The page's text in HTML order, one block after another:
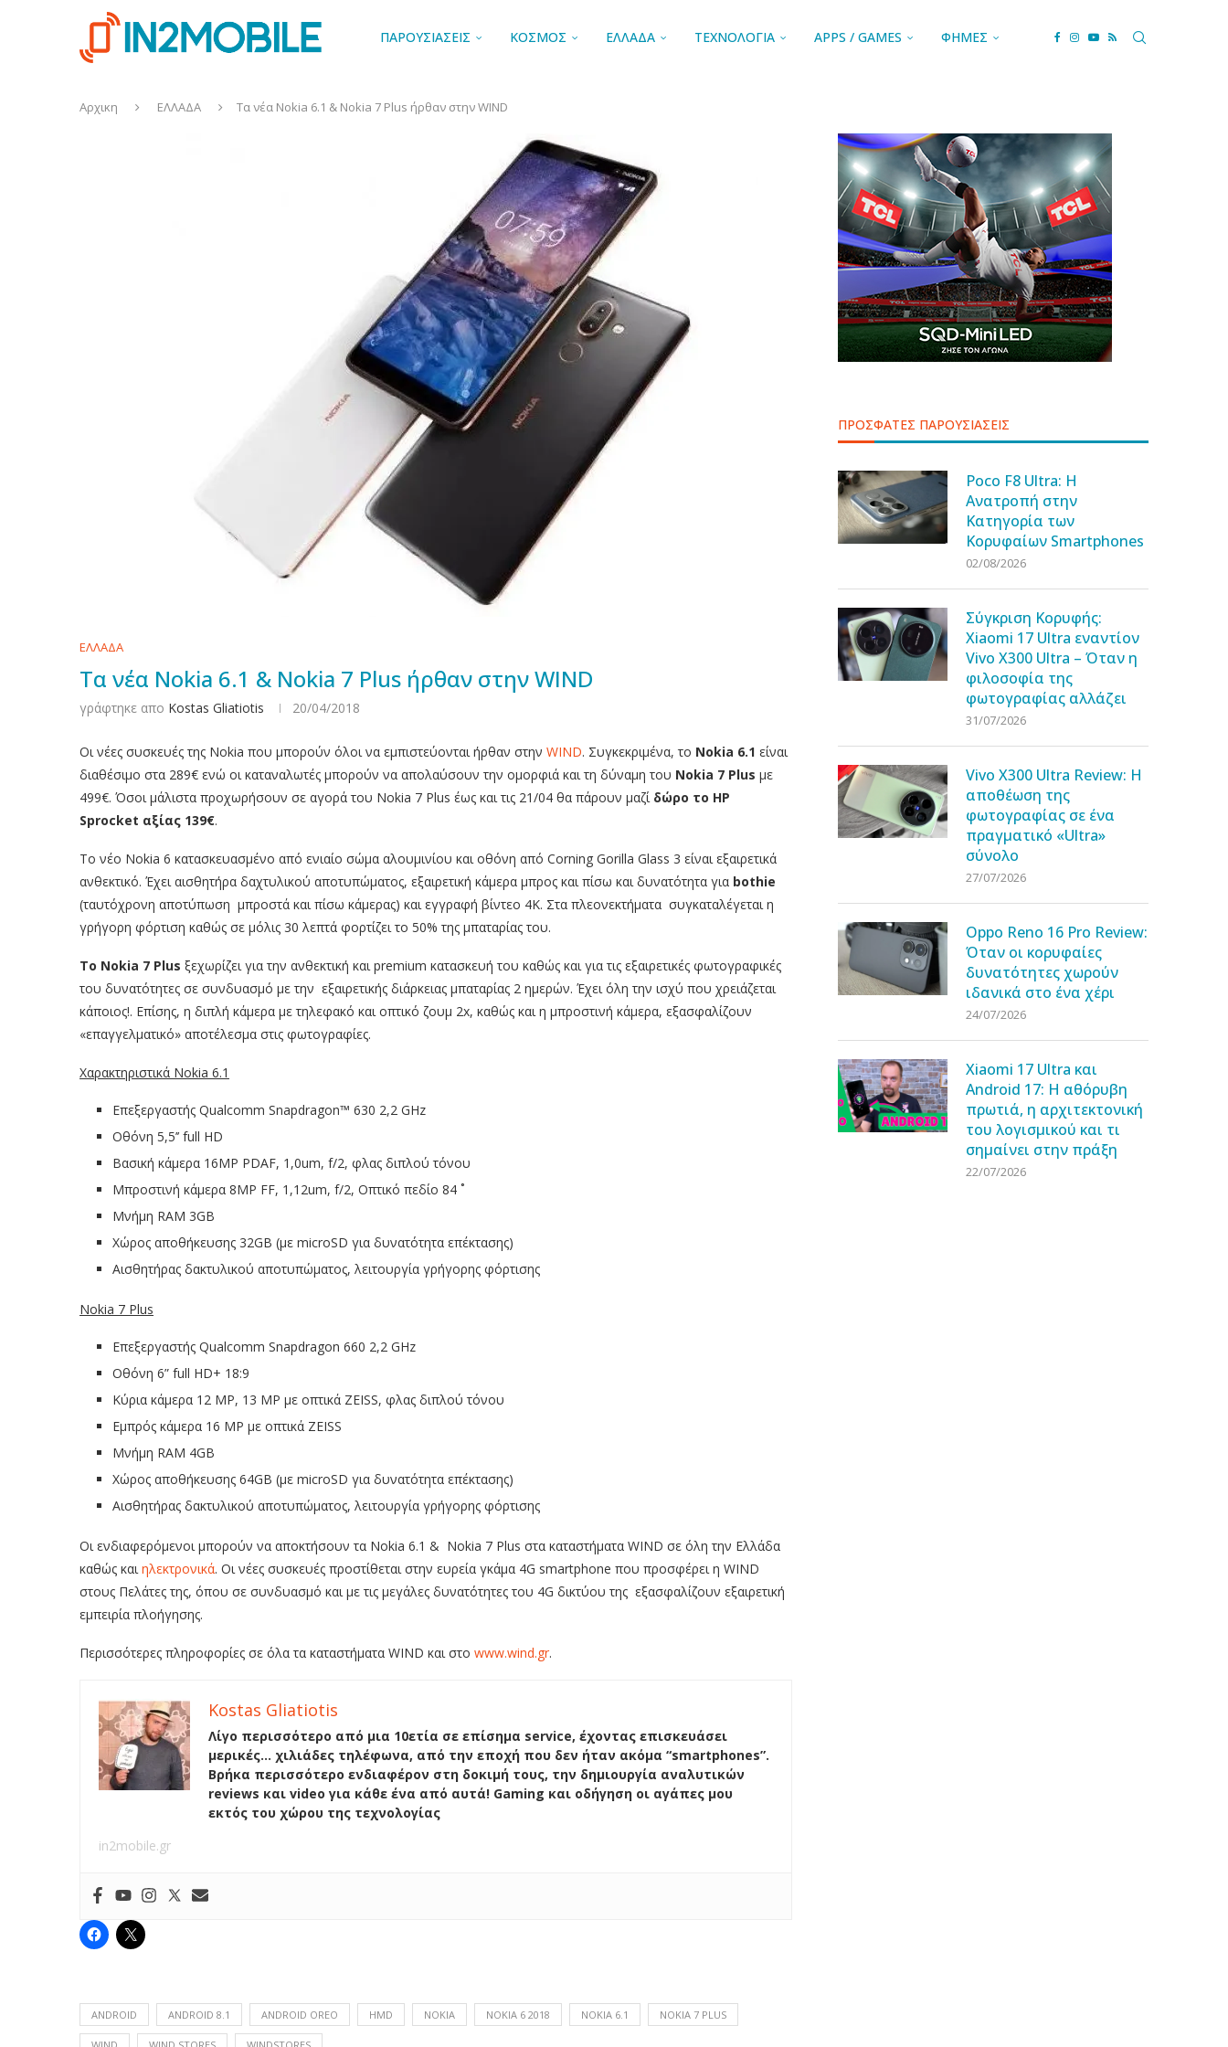
ΠΑΡΟΥΣΙΑΣΕΙΣ ΚΟΣΜΟΣ ΕΛΛΑΔΑ ΤΕΧΝΟΛΟΓΙΑ APPS / GAMES ΦΗΜΕΣ
Αρχικη ΕΛΛΑΔΑ Τα νέα Nokia 6.1 & Nokia 7 Plus ήρθαν στην WIND
ΕΛΛΑΔΑ
Τα νέα Nokia 6.1 & Nokia 7 Plus ήρθαν στην WIND
γράφτηκε απο Kostas Gliatiotis 20/04/2018
Οι νέες συσκευές της Nokia που μπορούν όλοι να εμπιστεύονται ήρθαν στην WIND. Συγκεκριμένα, το Nokia 6.1 είναι
διαθέσιμο στα 289€ ενώ οι καταναλωτές μπορούν να απολαύσουν την ομορφιά και τη δύναμη του Nokia 7 Plus με
499€. Όσοι μάλιστα προχωρήσουν σε αγορά του Nokia 7 Plus έως και τις 21/04 θα πάρουν μαζί δώρο το HP
Sprocket αξίας 139€.
Το νέο Nokia 6 κατασκευασμένο από ενιαίο σώμα αλουμινίου και οθόνη από Corning Gorilla Glass 3 είναι εξαιρετικά
ανθεκτικό. Έχει αισθητήρα δαχτυλικού αποτυπώματος, εξαιρετική κάμερα μπρος και πίσω και δυνατότητα για bothie
(ταυτόχρονη αποτύπωση μπροστά και πίσω κάμερας) και εγγραφή βίντεο 4K. Στα πλεονεκτήματα συγκαταλέγεται η
γρήγορη φόρτιση καθώς σε μόλις 30 λεπτά φορτίζει το 50% της μπαταρίας του.
Το Nokia 7 Plus ξεχωρίζει για την ανθεκτική και premium κατασκευή του καθώς και για τις εξαιρετικές φωτογραφικές
του δυνατότητες σε συνδυασμό με την εξαιρετικής διάρκειας μπαταρίας 2 ημερών. Έχει όλη την ισχύ που χρειάζεται
κάποιος!. Επίσης, η διπλή κάμερα με τηλεφακό και οπτικό ζουμ 2x, καθώς και η μπροστινή κάμερα, εξασφαλίζουν
«επαγγελματικό» αποτέλεσμα στις φωτογραφίες.
Χαρακτηριστικά Nokia 6.1
Επεξεργαστής Qualcomm Snapdragon™ 630 2,2 GHz
Οθόνη 5,5’’ full HD
Βασική κάμερα 16MP PDAF, 1,0um, f/2, φλας διπλού τόνου
Μπροστινή κάμερα 8MP FF, 1,12um, f/2, Οπτικό πεδίο 84 ˚
Μνήμη RAM 3GB
Χώρος αποθήκευσης 32GB (με microSD για δυνατότητα επέκτασης)
Αισθητήρας δακτυλικού αποτυπώματος, λειτουργία γρήγορης φόρτισης
Nokia 7 Plus
Επεξεργαστής Qualcomm Snapdragon 660 2,2 GHz
Οθόνη 6” full HD+ 18:9
Κύρια κάμερα 12 MP, 13 MP με οπτικά ZEISS, φλας διπλού τόνου
Εμπρός κάμερα 16 MP με οπτικά ZEISS
Μνήμη RAM 4GB
Χώρος αποθήκευσης 64GB (με microSD για δυνατότητα επέκτασης)
Αισθητήρας δακτυλικού αποτυπώματος, λειτουργία γρήγορης φόρτισης
Οι ενδιαφερόμενοι μπορούν να αποκτήσουν τα Nokia 6.1 & Nokia 7 Plus στα καταστήματα WIND σε όλη την Ελλάδα
καθώς καιηλεκτρονικά. Οι νέες συσκευές προστίθεται στην ευρεία γκάμα 4G smartphone που προσφέρει η WIND
στους Πελάτες της, όπου σε συνδυασμό και με τις μεγάλες δυνατότητες του 4G δικτύου της εξασφαλίζουν εξαιρετική
εμπειρία πλοήγησης.
Περισσότερες πληροφορίες σε όλα τα καταστήματα WIND και στο www.wind.gr.
Kostas Gliatiotis
Λίγο περισσότερο από μια 10ετία σε επίσημα service, έχοντας επισκευάσει
μερικές… χιλιάδες τηλέφωνα, από την εποχή που δεν ήταν ακόμα “smartphones”.
Βρήκα περισσότερο ενδιαφέρον στη δοκιμή τους, την δημιουργία αναλυτικών
reviews και video για κάθε ένα από αυτά! Gaming και οδήγηση οι αγάπες μου
εκτός του χώρου της τεχνολογίας
in2mobile.gr
ANDROID ANDROID 8.1 ANDROID OREO HMD NOKIA NOKIA 6 2018 NOKIA 6.1 NOKIA 7 PLUS
ΠΡΟΣΦΑΤΕΣ ΠΑΡΟΥΣΙΑΣΕΙΣ
Poco F8 Ultra: Η
Ανατροπή στην
Κατηγορία των
Κορυφαίων Smartphones
02/08/2026
Σύγκριση Κορυφής:
Xiaomi 17 Ultra εναντίον
Vivo X300 Ultra – Όταν η
φιλοσοφία της
φωτογραφίας αλλάζει
31/07/2026
Vivo X300 Ultra Review: Η
αποθέωση της
φωτογραφίας σε ένα
πραγματικό «Ultra»
σύνολο
27/07/2026
Oppo Reno 16 Pro Review:
Όταν οι κορυφαίες
δυνατότητες χωρούν
ιδανικά στο ένα χέρι
24/07/2026
Xiaomi 17 Ultra και
Android 17: Η αθόρυβη
πρωτιά, η αρχιτεκτονική
του λογισμικού και τι
σημαίνει στην πράξη
22/07/2026